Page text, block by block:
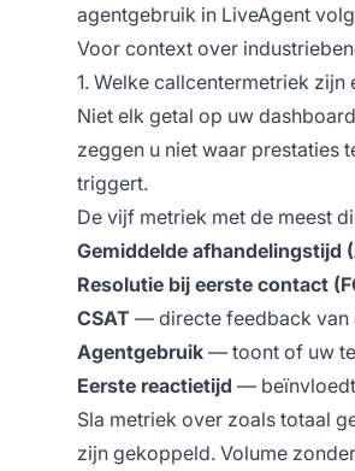
agentgebruik in LiveAgent
Voor context over
1. Welke callcentermetriek
Niet elk getal op uw
zeggen u niet waar prestaties
triggert.
De vijf metriek met de meest
Gemiddelde afhandelingstijd
Resolutie bij eerste contact
CSAT — directe feedback van
Agentgebruik — toont of uw
Eerste reactietijd —
Sla metriek over zoals totaal
zijn gekoppeld. Volume